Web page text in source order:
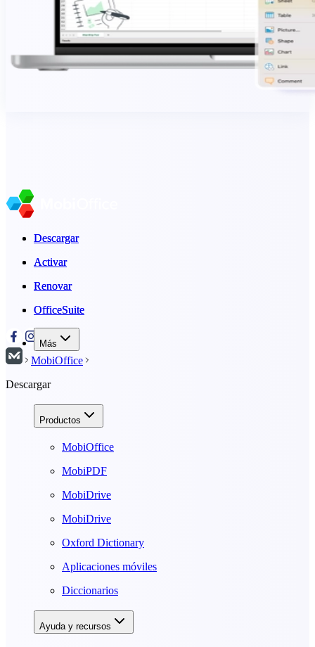
Descargar
Activar
Renovar
OfficeSuite
Más
Descargar
Activar
Renovar
OfficeSuite
MobiOffice
Descargar
Productos
MobiOffice
MobiPDF
MobiDrive
MobiDrive
Oxford Dictionary
Aplicaciones móviles
Diccionarios
Ayuda y recursos